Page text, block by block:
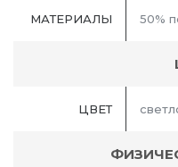
МАТЕРИАЛЫ 50%
ЦВЕТ